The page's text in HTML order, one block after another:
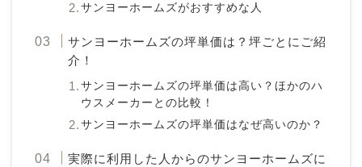
サンヨーホームズがおすすめな人
サンヨーホームズの坪単価は？坪ごとにご紹
介！
サンヨーホームズの坪単価は高い？ほかのハ
ウスメーカーとの比較！
サンヨーホームズの坪単価はなぜ高いのか？
実際に利用した人からのサンヨーホームズに